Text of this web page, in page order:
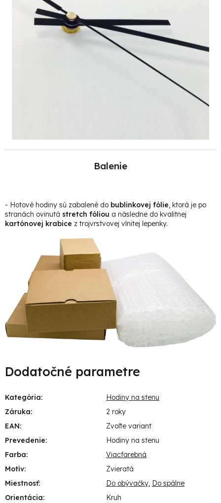
Balenie
- Hotové hodiny sú zabalené do bublinkovej fólie, ktorá je po
stranách ovinutá stretch fóliou a následne do kvalitnej
kartónovej krabice z trojvrstvovej vlnitej lepenky.
Dodatočné parametre
Kategória:
Hodiny na stenu
Záruka:
2 roky
EAN:
Zvoľte variant
Prevedenie:
Hodiny na stenu
Farba:
Viacfarebná
Motív:
Zvieratá
Miestnosť: Do obývačky, Do spálne
Orientácia: Kruh